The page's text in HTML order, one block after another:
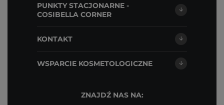
PUNKTY STACJONARNE -
COSIBELLA CORNER
KONTAKT
WSPARCIE KOSMETOLOGICZNE
ZNAJDŹ NAS NA: